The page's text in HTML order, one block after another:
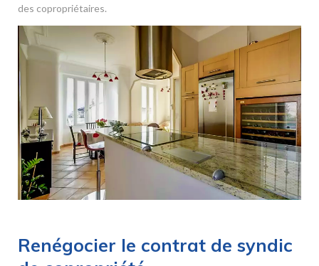
des copropriétaires.
Renégocier le contrat de syndic